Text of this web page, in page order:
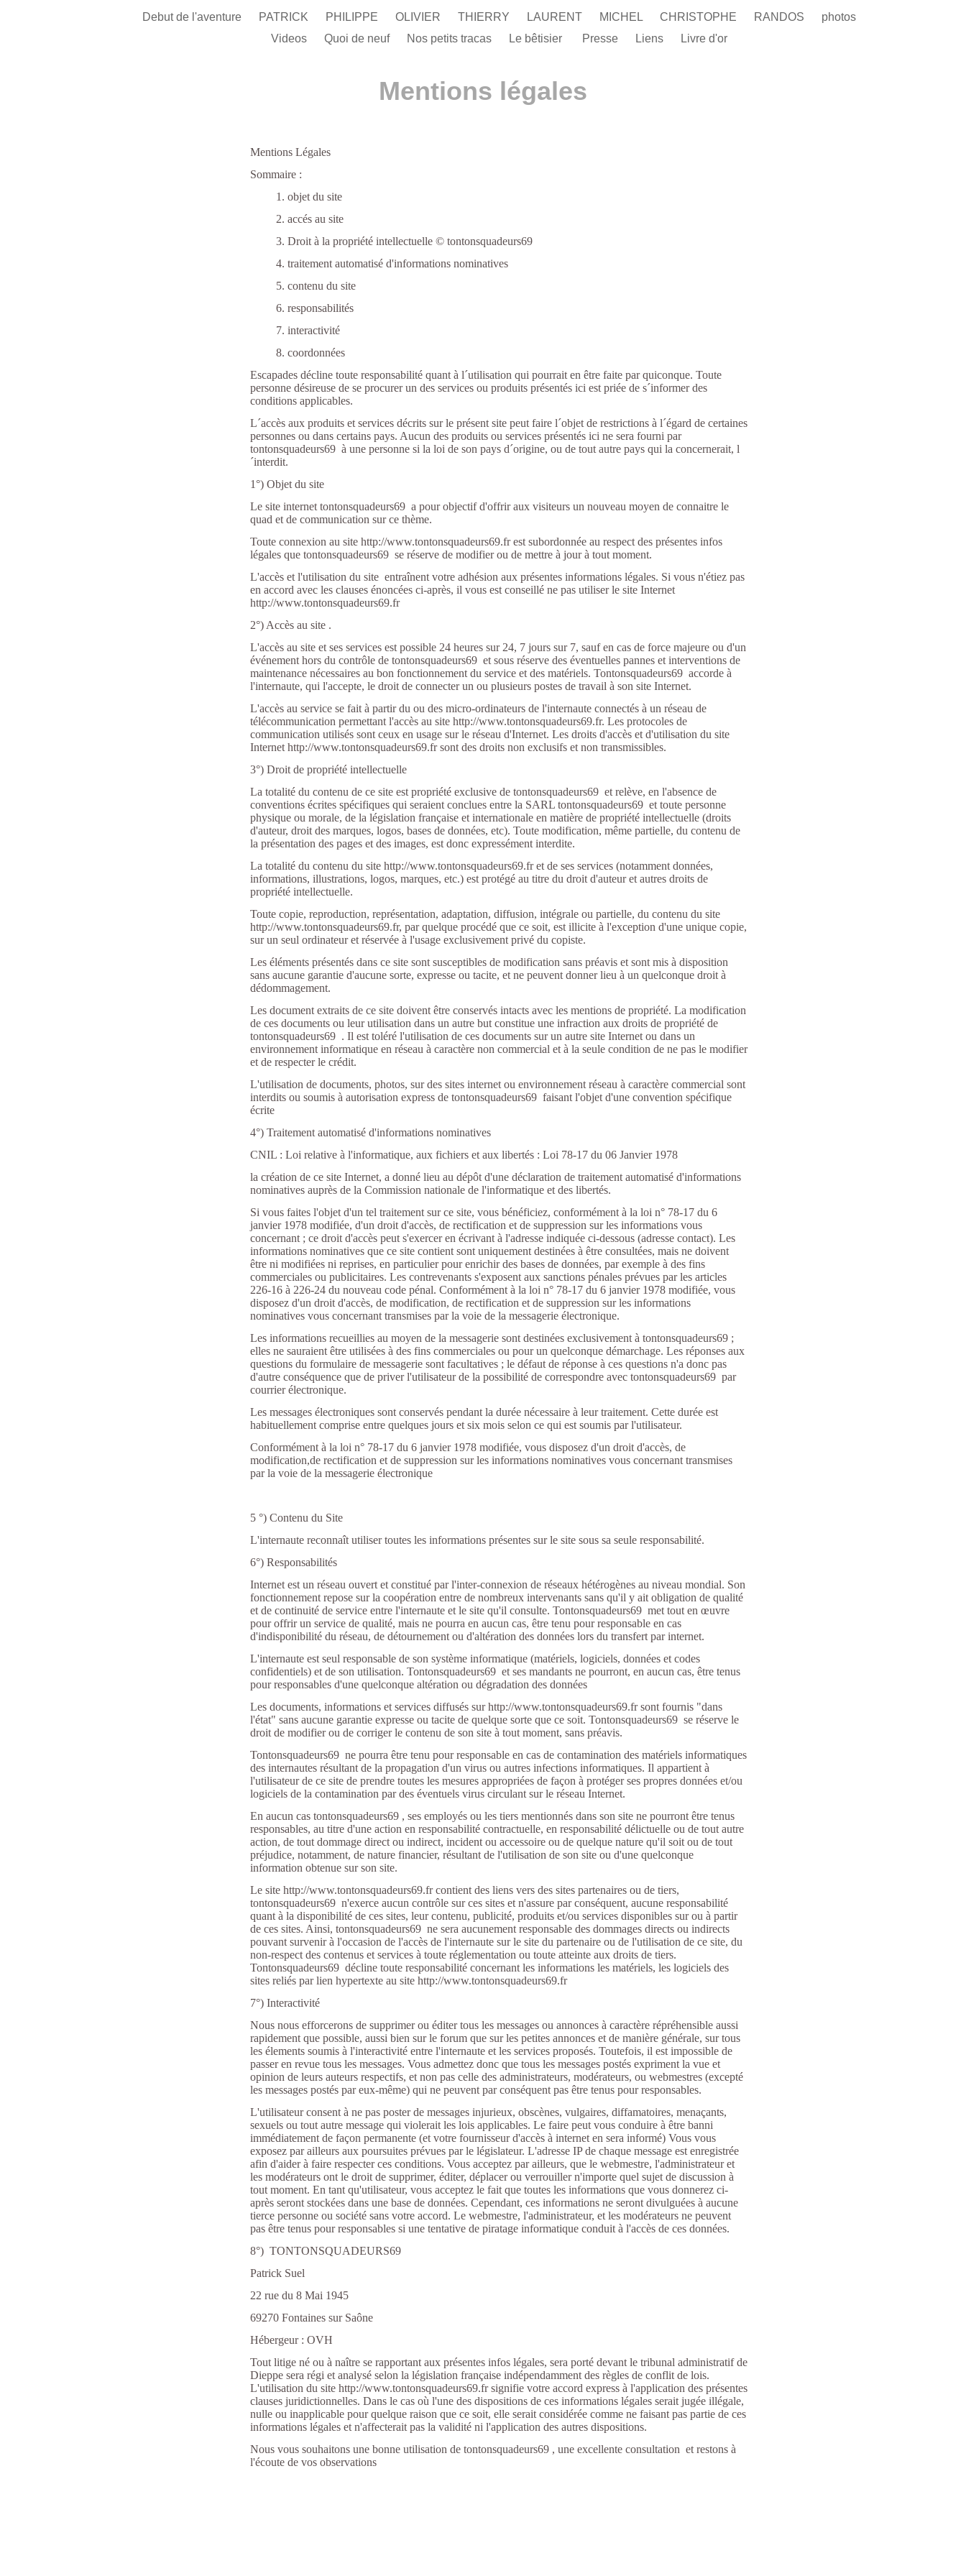
Debut de l'aventure PATRICK PHILIPPE OLIVIER THIERRY LAURENT MICHEL CHRISTOPHE RANDOS
photos
Videos
Quoi de neuf Nos petits tracas Le bêtisier Presse Liens Livre d'or
Mentions légales
Mentions Légales
Sommaire :
1. objet du site
2. accés au site
3. Droit à la propriété intellectuelle © tontonsquadeurs69
4. traitement automatisé d'informations nominatives
5. contenu du site
6. responsabilités
7. interactivité
8. coordonnées
Escapades décline toute responsabilité quant à l´utilisation qui pourrait en être faite par quiconque. Toute
personne désireuse de se procurer un des services ou produits présentés ici est priée de s´informer des
conditions applicables.
L´accès aux produits et services décrits sur le présent site peut faire l´objet de restrictions à l´égard de certaines
personnes ou dans certains pays. Aucun des produits ou services présentés ici ne sera fourni par
tontonsquadeurs69 à une personne si la loi de son pays d´origine, ou de tout autre pays qui la concernerait, l
´interdit.
1°) Objet du site
Le site internet tontonsquadeurs69 a pour objectif d'offrir aux visiteurs un nouveau moyen de connaitre le
quad et de communication sur ce thème.
Toute connexion au site http://www.tontonsquadeurs69.fr est subordonnée au respect des présentes infos
légales que tontonsquadeurs69 se réserve de modifier ou de mettre à jour à tout moment.
L'accès et l'utilisation du site entraînent votre adhésion aux présentes informations légales. Si vous n'étiez pas
en accord avec les clauses énoncées ci-après, il vous est conseillé ne pas utiliser le site Internet
http://www.tontonsquadeurs69.fr
2°) Accès au site .
L'accès au site et ses services est possible 24 heures sur 24, 7 jours sur 7, sauf en cas de force majeure ou d'un
événement hors du contrôle de tontonsquadeurs69 et sous réserve des éventuelles pannes et interventions de
maintenance nécessaires au bon fonctionnement du service et des matériels. Tontonsquadeurs69 accorde à
l'internaute, qui l'accepte, le droit de connecter un ou plusieurs postes de travail à son site Internet.
L'accès au service se fait à partir du ou des micro-ordinateurs de l'internaute connectés à un réseau de
télécommunication permettant l'accès au site http://www.tontonsquadeurs69.fr. Les protocoles de
communication utilisés sont ceux en usage sur le réseau d'Internet. Les droits d'accès et d'utilisation du site
Internet http://www.tontonsquadeurs69.fr sont des droits non exclusifs et non transmissibles.
3°) Droit de propriété intellectuelle
La totalité du contenu de ce site est propriété exclusive de tontonsquadeurs69 et relève, en l'absence de
conventions écrites spécifiques qui seraient conclues entre la SARL tontonsquadeurs69 et toute personne
physique ou morale, de la législation française et internationale en matière de propriété intellectuelle (droits
d'auteur, droit des marques, logos, bases de données, etc). Toute modification, même partielle, du contenu de
la présentation des pages et des images, est donc expressément interdite.
La totalité du contenu du site http://www.tontonsquadeurs69.fr et de ses services (notamment données,
informations, illustrations, logos, marques, etc.) est protégé au titre du droit d'auteur et autres droits de
propriété intellectuelle.
Toute copie, reproduction, représentation, adaptation, diffusion, intégrale ou partielle, du contenu du site
http://www.tontonsquadeurs69.fr, par quelque procédé que ce soit, est illicite à l'exception d'une unique copie,
sur un seul ordinateur et réservée à l'usage exclusivement privé du copiste.
Les éléments présentés dans ce site sont susceptibles de modification sans préavis et sont mis à disposition
sans aucune garantie d'aucune sorte, expresse ou tacite, et ne peuvent donner lieu à un quelconque droit à
dédommagement.
Les document extraits de ce site doivent être conservés intacts avec les mentions de propriété. La modification
de ces documents ou leur utilisation dans un autre but constitue une infraction aux droits de propriété de
tontonsquadeurs69 . Il est toléré l'utilisation de ces documents sur un autre site Internet ou dans un
environnement informatique en réseau à caractère non commercial et à la seule condition de ne pas le modifier
et de respecter le crédit.
L'utilisation de documents, photos, sur des sites internet ou environnement réseau à caractère commercial sont
interdits ou soumis à autorisation express de tontonsquadeurs69 faisant l'objet d'une convention spécifique
écrite
4°) Traitement automatisé d'informations nominatives
CNIL : Loi relative à l'informatique, aux fichiers et aux libertés : Loi 78-17 du 06 Janvier 1978
la création de ce site Internet, a donné lieu au dépôt d'une déclaration de traitement automatisé d'informations
nominatives auprès de la Commission nationale de l'informatique et des libertés.
Si vous faites l'objet d'un tel traitement sur ce site, vous bénéficiez, conformément à la loi n° 78-17 du 6
janvier 1978 modifiée, d'un droit d'accès, de rectification et de suppression sur les informations vous
concernant ; ce droit d'accès peut s'exercer en écrivant à l'adresse indiquée ci-dessous (adresse contact). Les
informations nominatives que ce site contient sont uniquement destinées à être consultées, mais ne doivent
être ni modifiées ni reprises, en particulier pour enrichir des bases de données, par exemple à des fins
commerciales ou publicitaires. Les contrevenants s'exposent aux sanctions pénales prévues par les articles
226-16 à 226-24 du nouveau code pénal. Conformément à la loi n° 78-17 du 6 janvier 1978 modifiée, vous
disposez d'un droit d'accès, de modification, de rectification et de suppression sur les informations
nominatives vous concernant transmises par la voie de la messagerie électronique.
Les informations recueillies au moyen de la messagerie sont destinées exclusivement à tontonsquadeurs69 ;
elles ne sauraient être utilisées à des fins commerciales ou pour un quelconque démarchage. Les réponses aux
questions du formulaire de messagerie sont facultatives ; le défaut de réponse à ces questions n'a donc pas
d'autre conséquence que de priver l'utilisateur de la possibilité de correspondre avec tontonsquadeurs69 par
courrier électronique.
Les messages électroniques sont conservés pendant la durée nécessaire à leur traitement. Cette durée est
habituellement comprise entre quelques jours et six mois selon ce qui est soumis par l'utilisateur.
Conformément à la loi n° 78-17 du 6 janvier 1978 modifiée, vous disposez d'un droit d'accès, de
modification,de rectification et de suppression sur les informations nominatives vous concernant transmises
par la voie de la messagerie électronique
5 °) Contenu du Site
L'internaute reconnaît utiliser toutes les informations présentes sur le site sous sa seule responsabilité.
6°) Responsabilités
Internet est un réseau ouvert et constitué par l'inter-connexion de réseaux hétérogènes au niveau mondial. Son
fonctionnement repose sur la coopération entre de nombreux intervenants sans qu'il y ait obligation de qualité
et de continuité de service entre l'internaute et le site qu'il consulte. Tontonsquadeurs69 met tout en œuvre
pour offrir un service de qualité, mais ne pourra en aucun cas, être tenu pour responsable en cas
d'indisponibilité du réseau, de détournement ou d'altération des données lors du transfert par internet.
L'internaute est seul responsable de son système informatique (matériels, logiciels, données et codes
confidentiels) et de son utilisation. Tontonsquadeurs69 et ses mandants ne pourront, en aucun cas, être tenus
pour responsables d'une quelconque altération ou dégradation des données
Les documents, informations et services diffusés sur http://www.tontonsquadeurs69.fr sont fournis "dans
l'état" sans aucune garantie expresse ou tacite de quelque sorte que ce soit. Tontonsquadeurs69 se réserve le
droit de modifier ou de corriger le contenu de son site à tout moment, sans préavis.
Tontonsquadeurs69 ne pourra être tenu pour responsable en cas de contamination des matériels informatiques
des internautes résultant de la propagation d'un virus ou autres infections informatiques. Il appartient à
l'utilisateur de ce site de prendre toutes les mesures appropriées de façon à protéger ses propres données et/ou
logiciels de la contamination par des éventuels virus circulant sur le réseau Internet.
En aucun cas tontonsquadeurs69 , ses employés ou les tiers mentionnés dans son site ne pourront être tenus
responsables, au titre d'une action en responsabilité contractuelle, en responsabilité délictuelle ou de tout autre
action, de tout dommage direct ou indirect, incident ou accessoire ou de quelque nature qu'il soit ou de tout
préjudice, notamment, de nature financier, résultant de l'utilisation de son site ou d'une quelconque
information obtenue sur son site.
Le site http://www.tontonsquadeurs69.fr contient des liens vers des sites partenaires ou de tiers,
tontonsquadeurs69 n'exerce aucun contrôle sur ces sites et n'assure par conséquent, aucune responsabilité
quant à la disponibilité de ces sites, leur contenu, publicité, produits et/ou services disponibles sur ou à partir
de ces sites. Ainsi, tontonsquadeurs69 ne sera aucunement responsable des dommages directs ou indirects
pouvant survenir à l'occasion de l'accès de l'internaute sur le site du partenaire ou de l'utilisation de ce site, du
non-respect des contenus et services à toute réglementation ou toute atteinte aux droits de tiers.
Tontonsquadeurs69 décline toute responsabilité concernant les informations les matériels, les logiciels des
sites reliés par lien hypertexte au site http://www.tontonsquadeurs69.fr
7°) Interactivité
Nous nous efforcerons de supprimer ou éditer tous les messages ou annonces à caractère répréhensible aussi
rapidement que possible, aussi bien sur le forum que sur les petites annonces et de manière générale, sur tous
les élements soumis à l'interactivité entre l'internaute et les services proposés. Toutefois, il est impossible de
passer en revue tous les messages. Vous admettez donc que tous les messages postés expriment la vue et
opinion de leurs auteurs respectifs, et non pas celle des administrateurs, modérateurs, ou webmestres (excepté
les messages postés par eux-même) qui ne peuvent par conséquent pas être tenus pour responsables.
L'utilisateur consent à ne pas poster de messages injurieux, obscènes, vulgaires, diffamatoires, menaçants,
sexuels ou tout autre message qui violerait les lois applicables. Le faire peut vous conduire à être banni
immédiatement de façon permanente (et votre fournisseur d'accès à internet en sera informé) Vous vous
exposez par ailleurs aux poursuites prévues par le législateur. L'adresse IP de chaque message est enregistrée
afin d'aider à faire respecter ces conditions. Vous acceptez par ailleurs, que le webmestre, l'administrateur et
les modérateurs ont le droit de supprimer, éditer, déplacer ou verrouiller n'importe quel sujet de discussion à
tout moment. En tant qu'utilisateur, vous acceptez le fait que toutes les informations que vous donnerez ci-
après seront stockées dans une base de données. Cependant, ces informations ne seront divulguées à aucune
tierce personne ou société sans votre accord. Le webmestre, l'administrateur, et les modérateurs ne peuvent
pas être tenus pour responsables si une tentative de piratage informatique conduit à l'accès de ces données.
8°) TONTONSQUADEURS69
Patrick Suel
22 rue du 8 Mai 1945
69270 Fontaines sur Saône
Hébergeur : OVH
Tout litige né ou à naître se rapportant aux présentes infos légales, sera porté devant le tribunal administratif de
Dieppe sera régi et analysé selon la législation française indépendamment des règles de conflit de lois.
L'utilisation du site http://www.tontonsquadeurs69.fr signifie votre accord express à l'application des présentes
clauses juridictionnelles. Dans le cas où l'une des dispositions de ces informations légales serait jugée illégale,
nulle ou inapplicable pour quelque raison que ce soit, elle serait considérée comme ne faisant pas partie de ces
informations légales et n'affecterait pas la validité ni l'application des autres dispositions.
Nous vous souhaitons une bonne utilisation de tontonsquadeurs69 , une excellente consultation et restons à
l'écoute de vos observations